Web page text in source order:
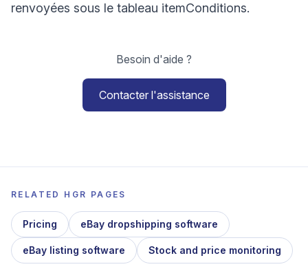
renvoyées sous le tableau itemConditions.
Besoin d'aide ?
Contacter l'assistance
RELATED HGR PAGES
Pricing eBay dropshipping software
eBay listing software Stock and price monitoring